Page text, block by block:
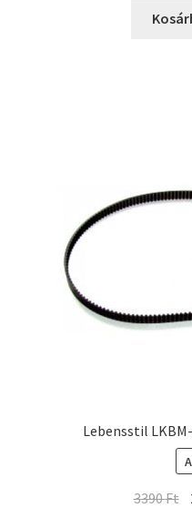
Tippek, tanácsok
Lebensstil
3390Ft